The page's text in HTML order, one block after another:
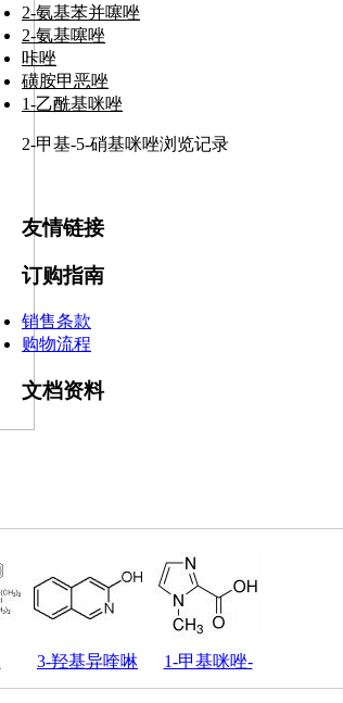
2-氨基苯并噻唑
2-氨基噻唑
咔唑
磺胺甲恶唑
1-乙酰基咪唑
2-甲基-5-硝基咪唑浏览记录
3-羟基异喹啉 1-甲基咪唑-
友情链接
订购指南
销售条款
购物流程
文档资料